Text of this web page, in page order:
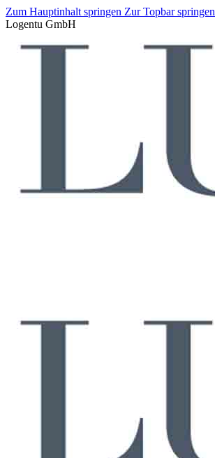
Zum Hauptinhalt springen Zur Topbar springen
Logentu GmbH